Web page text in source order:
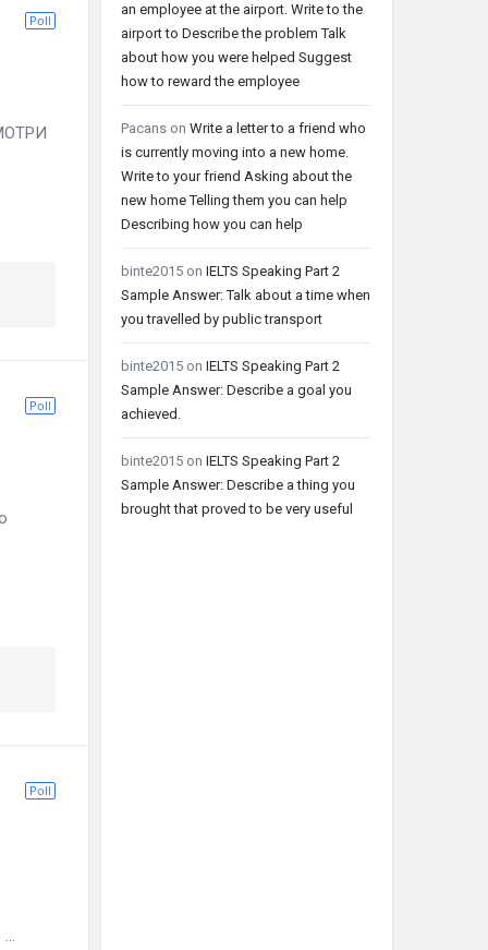
Poll
Poll
Poll
an employee at the airport. Write to the
airport to Describe the problem Talk
about how you were helped Suggest
how to reward the employee
Pacans on Write a letter to a friend who
is currently moving into a new home.
Write to your friend Asking about the
new home Telling them you can help
Describing how you can help
binte2015 on IELTS Speaking Part 2
Sample Answer: Talk about a time when
you travelled by public transport
binte2015 on IELTS Speaking Part 2
Sample Answer: Describe a goal you
achieved.
binte2015 on IELTS Speaking Part 2
Sample Answer: Describe a thing you
brought that proved to be very useful